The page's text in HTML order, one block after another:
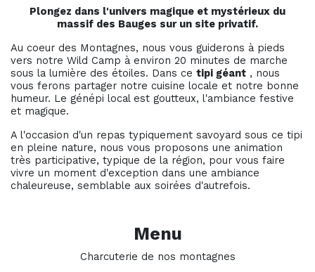
Plongez dans l'univers magique et mystérieux du
massif des Bauges sur un site privatif.
Au coeur des Montagnes, nous vous guiderons à pieds
vers notre Wild Camp à environ 20 minutes de marche
sous la lumière des étoiles. Dans ce tipi géant , nous
vous ferons partager notre cuisine locale et notre bonne
humeur. Le génépi local est goutteux, l'ambiance festive
et magique.
A l'occasion d'un repas typiquement savoyard sous ce tipi
en pleine nature, nous vous proposons une animation
très participative, typique de la région, pour vous faire
vivre un moment d'exception dans une ambiance
chaleureuse, semblable aux soirées d'autrefois.
Menu
Charcuterie de nos montagnes